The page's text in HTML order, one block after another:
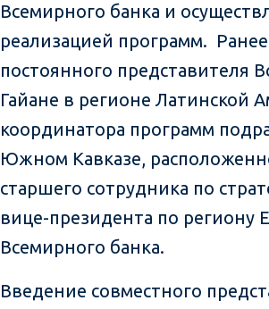
Всемирного банка и
реализацией программ.
постоянного представителя
Гайане в регионе Латинской
координатора программ
Южном Кавказе,
старшего сотрудника по
вице-президента по
Всемирного банка.
Введение совместного